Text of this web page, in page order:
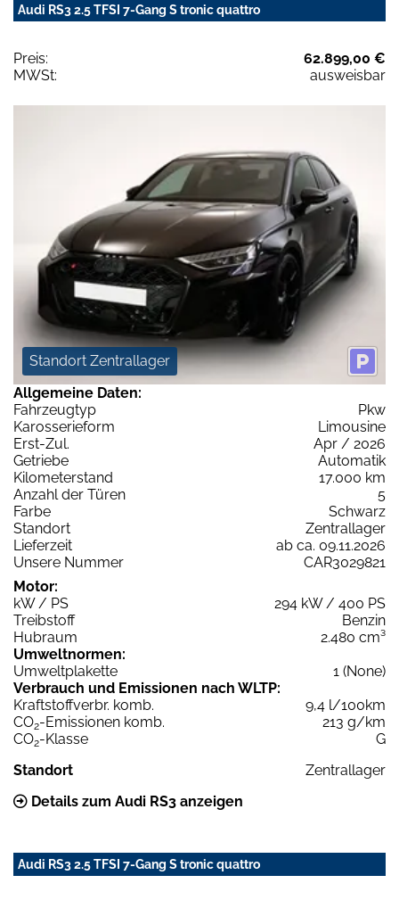
Audi RS3 2.5 TFSI 7-Gang S tronic quattro
Preis:
62.899,00 €
MWSt:
ausweisbar
Standort Zentrallager
Allgemeine Daten:
Fahrzeugtyp
Pkw
Karosserieform
Limousine
Erst-Zul.
Apr / 2026
Getriebe
Automatik
Kilometerstand
17.000 km
Anzahl der Türen
5
Farbe
Schwarz
Standort
Zentrallager
Lieferzeit
ab ca. 09.11.2026
Unsere Nummer
CAR3029821
Motor:
kW / PS
294 kW / 400 PS
Treibstoff
Benzin
Hubraum
2.480 cm³
Umweltnormen:
Umweltplakette
1 (None)
Verbrauch und Emissionen nach WLTP:
Kraftstoffverbr. komb.
9,4 l/100km
CO2-Emissionen komb.
213 g/km
CO2-Klasse
G
Standort
Zentrallager
Details zum Audi RS3 anzeigen
Audi RS3 2.5 TFSI 7-Gang S tronic quattro